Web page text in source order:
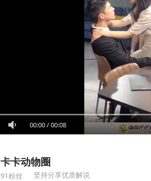
00:00/00:08
卡卡动物圈
91粉丝 坚持分享优质解说